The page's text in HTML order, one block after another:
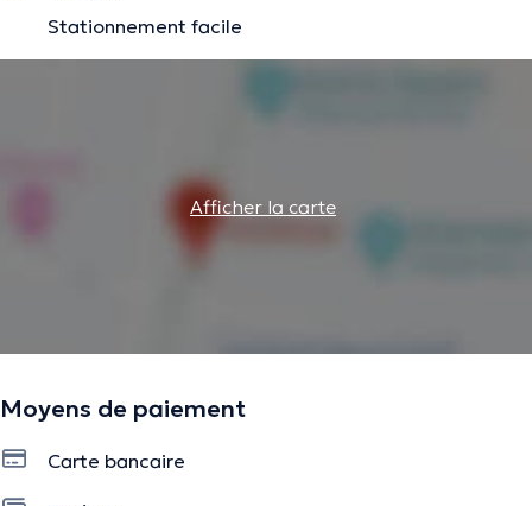
Stationnement facile
Afficher la carte
Moyens de paiement
Carte bancaire